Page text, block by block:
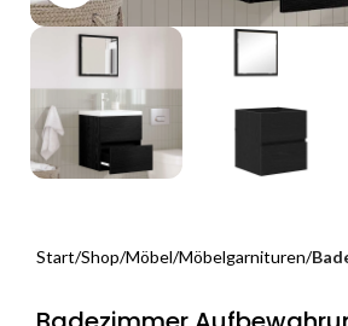
Start Shop Möbel Möbelgarnituren